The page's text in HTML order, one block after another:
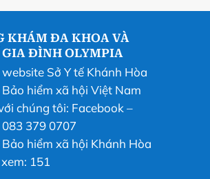
KHÁM ĐA KHOA VÀ
GIA ĐÌNH OLYMPIA
Sở Y tế Khánh Hòa
Bảo hiểm xã hội Việt Nam
chúng tôi: Facebook –
379 0707
Bảo hiểm xã hội Khánh Hòa
151